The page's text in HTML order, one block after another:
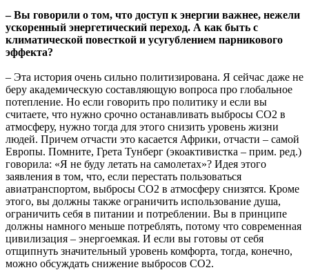
– Вы говорили о том, что доступ к энергии важнее, нежели
ускоренный энергетический переход. А как быть с
климатической повесткой и усугублением парникового
эффекта?
– Эта история очень сильно политизирована. Я сейчас даже не
беру академическую составляющую вопроса про глобальное
потепление. Но если говорить про политику и если вы
считаете, что нужно срочно останавливать выбросы СО2 в
атмосферу, нужно тогда для этого снизить уровень жизни
людей. Причем отчасти это касается Африки, отчасти – самой
Европы. Помните, Грета Тунберг (экоактивистка – прим. ред.)
говорила: «Я не буду летать на самолетах»? Идея этого
заявления в том, что, если перестать пользоваться
авиатранспортом, выбросы СО2 в атмосферу снизятся. Кроме
этого, вы должны также ограничить использование душа,
ограничить себя в питании и потреблении. Вы в принципе
должны намного меньше потреблять, потому что современная
цивилизация – энергоемкая. И если вы готовы от себя
отщипнуть значительный уровень комфорта, тогда, конечно,
можно обсуждать снижение выбросов СО2.